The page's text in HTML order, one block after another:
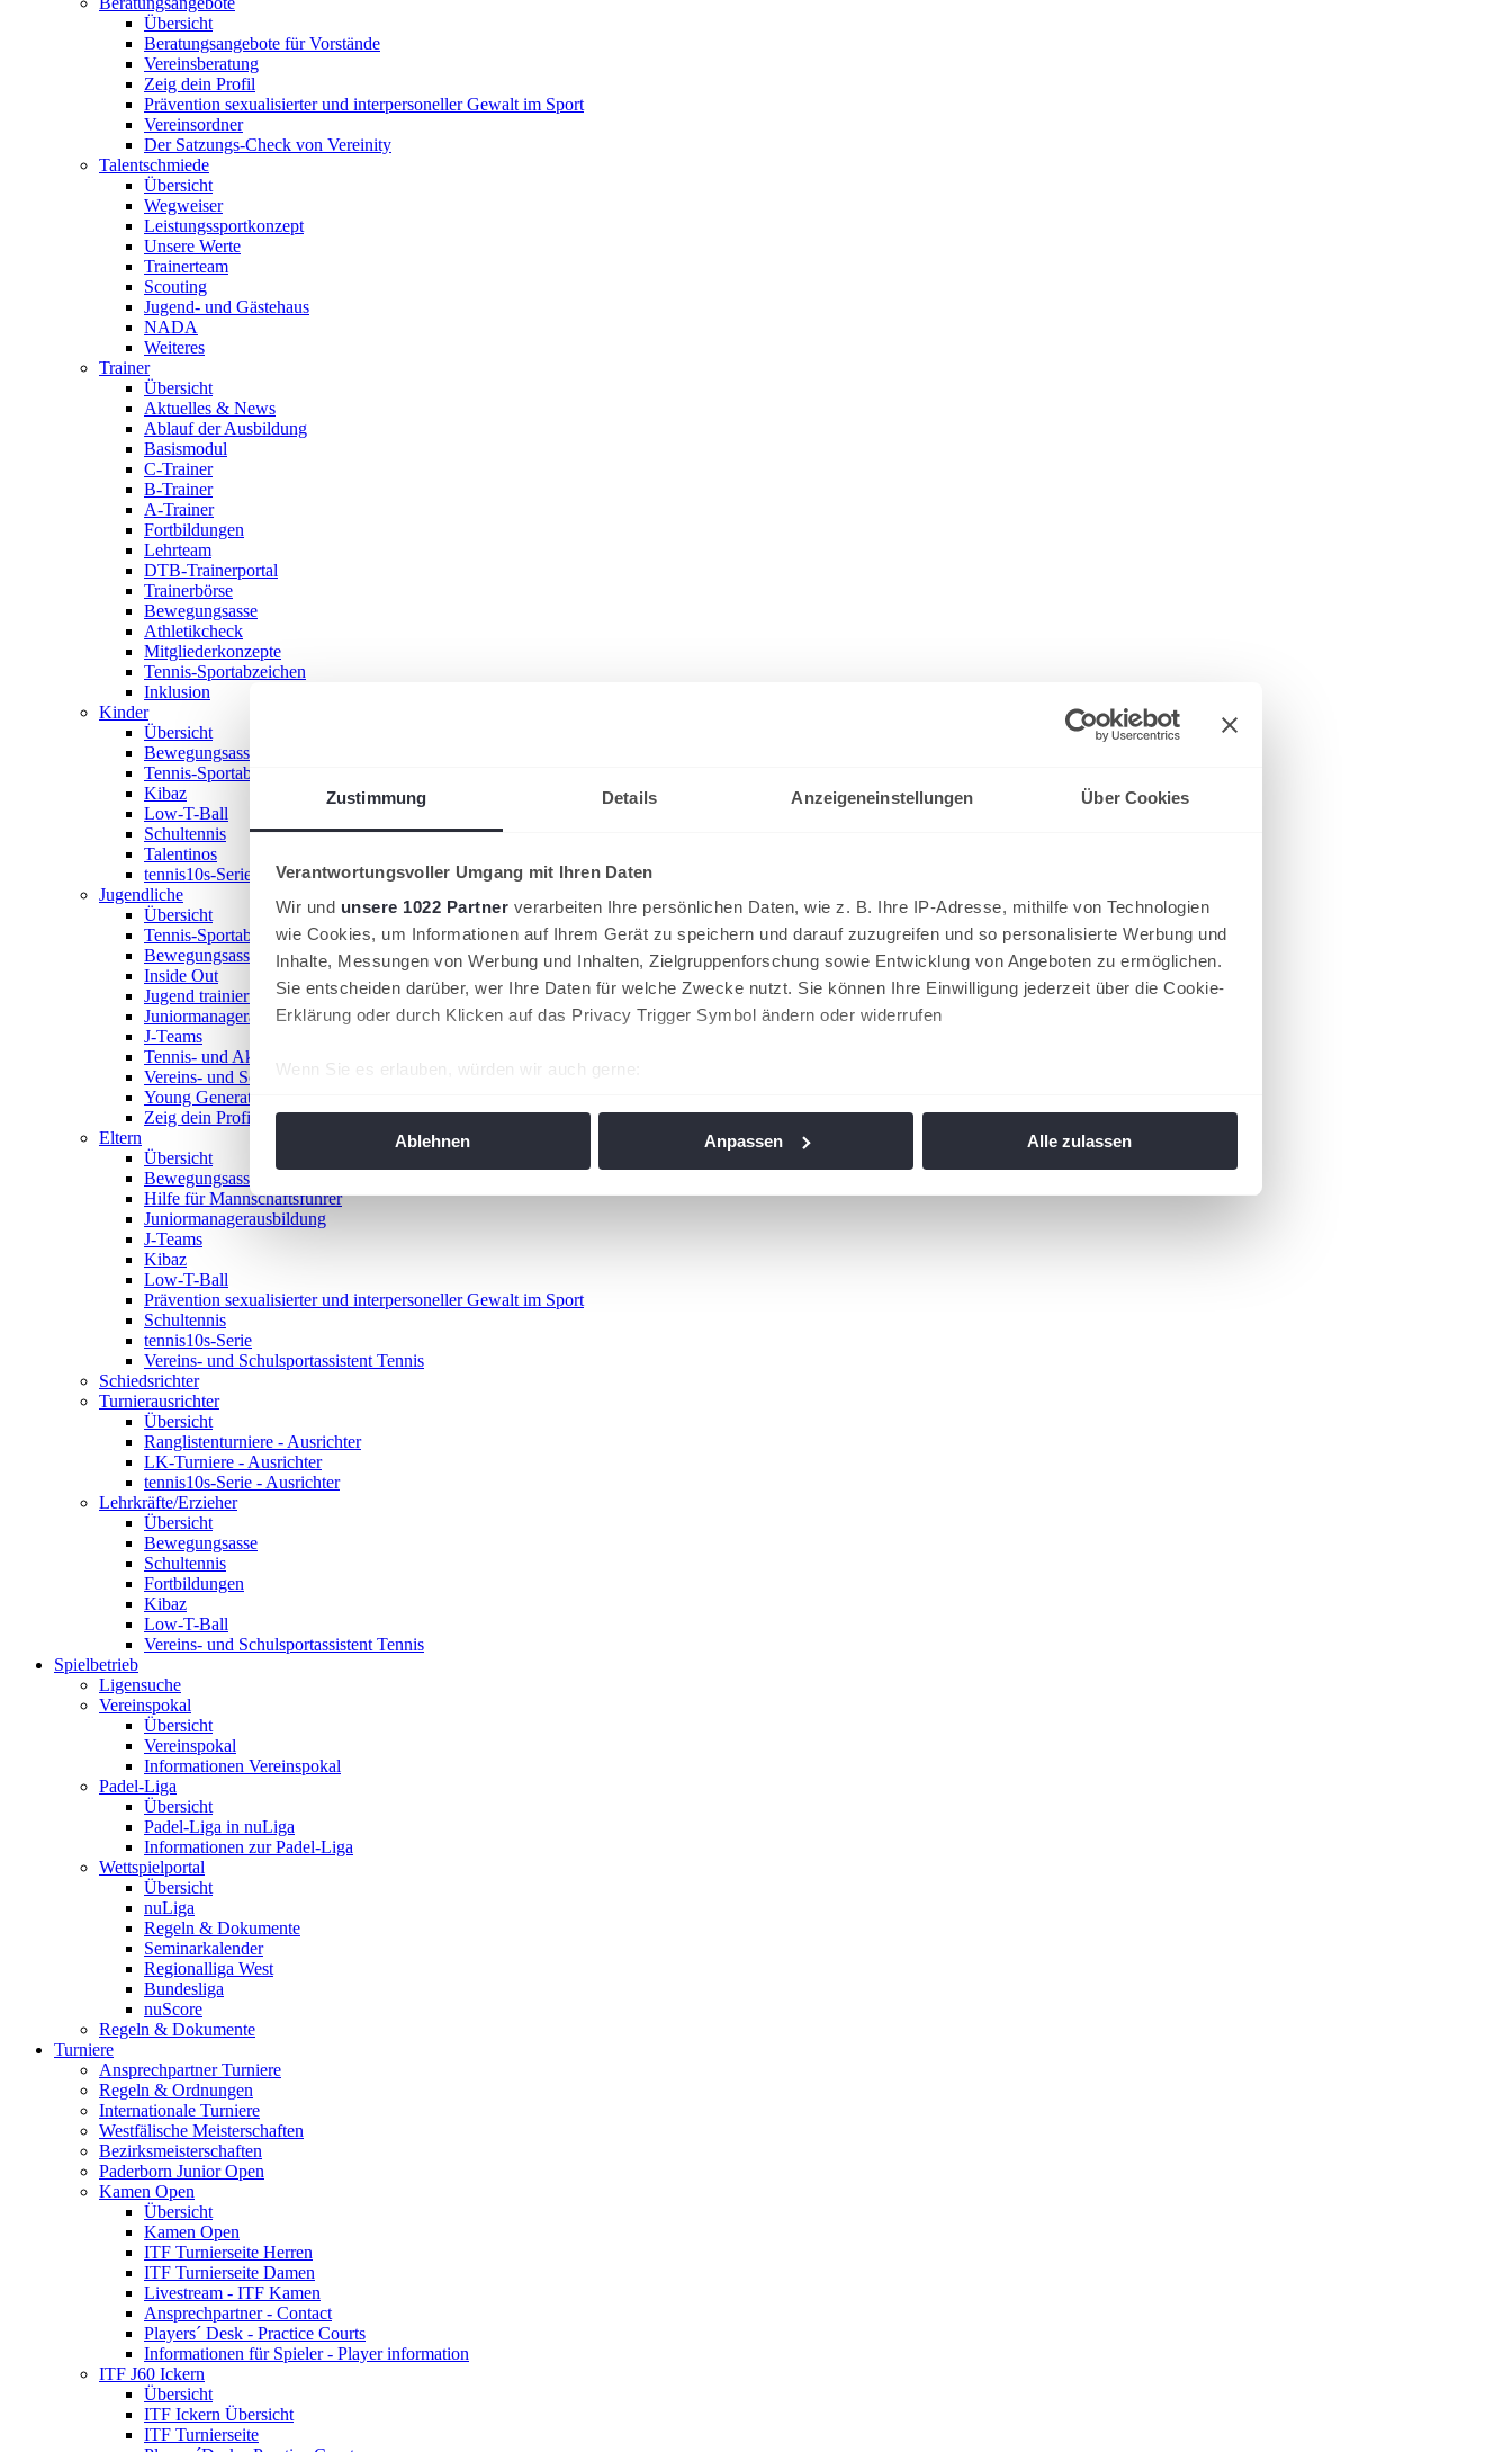
Zustimmung Details Anzeigeneinstellungen Über Cookies
Verantwortungsvoller Umgang mit Ihren Daten
Wir und unsere 1022 Partner verarbeiten Ihre persönlichen Daten, wie z. B. Ihre IP-Adresse, mithilfe von Technologien
wie Cookies, um Informationen auf Ihrem Gerät zu speichern und darauf zuzugreifen und so personalisierte Werbung und
Inhalte, Messungen von Werbung und Inhalten, Zielgruppenforschung sowie Entwicklung von Angeboten zu ermöglichen.
Sie entscheiden darüber, wer Ihre Daten für welche Zwecke nutzt. Sie können Ihre Einwilligung jederzeit über die Cookie-
Erklärung oder durch Klicken auf das Privacy Trigger Symbol ändern oder widerrufen
Wenn Sie es erlauben, würden wir auch gerne:
Website an unsere Partner für soziale Medien, Werbung und Analysen weiter. Unsere Partner führen diese Informationen
angepasst werden.
Ablehnen Anpassen Alle zulassen
Übersicht
Beratungsangebote für Vorstände
Vereinsberatung
Zeig dein Profil
Prävention sexualisierter und interpersoneller Gewalt im Sport
Vereinsordner
Der Satzungs-Check von Vereinity
Talentschmiede
Übersicht
Wegweiser
Leistungssportkonzept
Unsere Werte
Trainerteam
Scouting
Jugend- und Gästehaus
NADA
Weiteres
Trainer
Übersicht
Aktuelles & News
Ablauf der Ausbildung
Basismodul
C-Trainer
B-Trainer
A-Trainer
Fortbildungen
Lehrteam
DTB-Trainerportal
Trainerbörse
Bewegungsasse
Athletikcheck
Mitgliederkonzepte
Tennis-Sportabzeichen
Inklusion
Kinder
Übersicht
Bewegungsasse
Tennis-Sportabzeichen
Kibaz
Low-T-Ball
Schultennis
Talentinos
tennis10s-Serie
Jugendliche
Übersicht
Tennis-Sportabzeichen
Bewegungsasse
Inside Out
Jugend trainiert für Olympia
Juniormanagerausbildung
J-Teams
Tennis- und Aktivwoche
Vereins- und Schulsportassistent Tennis
Young Generation Award
Zeig dein Profil
Eltern
Übersicht
Bewegungsasse
Hilfe für Mannschaftsführer
Juniormanagerausbildung
J-Teams
Kibaz
Low-T-Ball
Prävention sexualisierter und interpersoneller Gewalt im Sport
Schultennis
tennis10s-Serie
Vereins- und Schulsportassistent Tennis
Schiedsrichter
Turnierausrichter
Übersicht
Ranglistenturniere - Ausrichter
LK-Turniere - Ausrichter
tennis10s-Serie - Ausrichter
Lehrkräfte/Erzieher
Übersicht
Bewegungsasse
Schultennis
Fortbildungen
Kibaz
Low-T-Ball
Vereins- und Schulsportassistent Tennis
Spielbetrieb
Ligensuche
Vereinspokal
Übersicht
Vereinspokal
Informationen Vereinspokal
Padel-Liga
Übersicht
Padel-Liga in nuLiga
Informationen zur Padel-Liga
Wettspielportal
Übersicht
nuLiga
Regeln & Dokumente
Seminarkalender
Regionalliga West
Bundesliga
nuScore
Regeln & Dokumente
Turniere
Ansprechpartner Turniere
Regeln & Ordnungen
Internationale Turniere
Westfälische Meisterschaften
Bezirksmeisterschaften
Paderborn Junior Open
Kamen Open
Übersicht
Kamen Open
ITF Turnierseite Herren
ITF Turnierseite Damen
Livestream - ITF Kamen
Ansprechpartner - Contact
Players´ Desk - Practice Courts
Informationen für Spieler - Player information
ITF J60 Ickern
Übersicht
ITF Ickern Übersicht
ITF Turnierseite